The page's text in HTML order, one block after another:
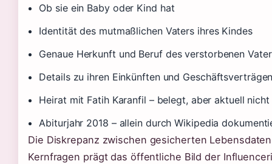
Ob sie ein Baby oder Kind hat
Identität des mutmaßlichen Vaters ihres Kindes
Genaue Herkunft und Beruf des verstorbenen
Details zu ihren Einkünften und
Heirat mit Fatih Karanfil – belegt, aber aktuell
Abiturjahr 2018 – allein durch Wikipedia
Die Diskrepanz zwischen gesicherten
Kernfragen prägt das öffentliche Bild der